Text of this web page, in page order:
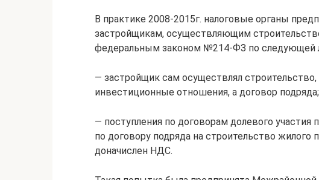
В практике 2008-2015г. налоговые органы
застройщикам, осуществляющим
федеральным законом №214-ФЗ по следующей
— застройщик сам осуществлял
инвестиционные отношения, а договор подряда;
— поступления по договорам долевого
по договору подряда на строительство
доначислен НДС.